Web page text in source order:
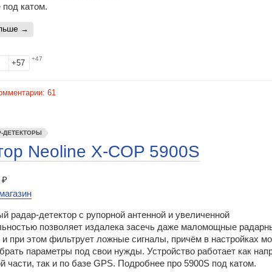
катом.
+47
+57
61
ДЕТЕКТОРЫ
Neoline X-COP 5900S
₽
радар-детектор с рупорной антенной и увеличенной
позволяет издалека засечь даже маломощные
при этом фильтрует ложные сигналы, причём в настройках
параметры под свои нужды. Устройство работает как
части, так и по базе GPS. Подробнее про 5900S под катом.